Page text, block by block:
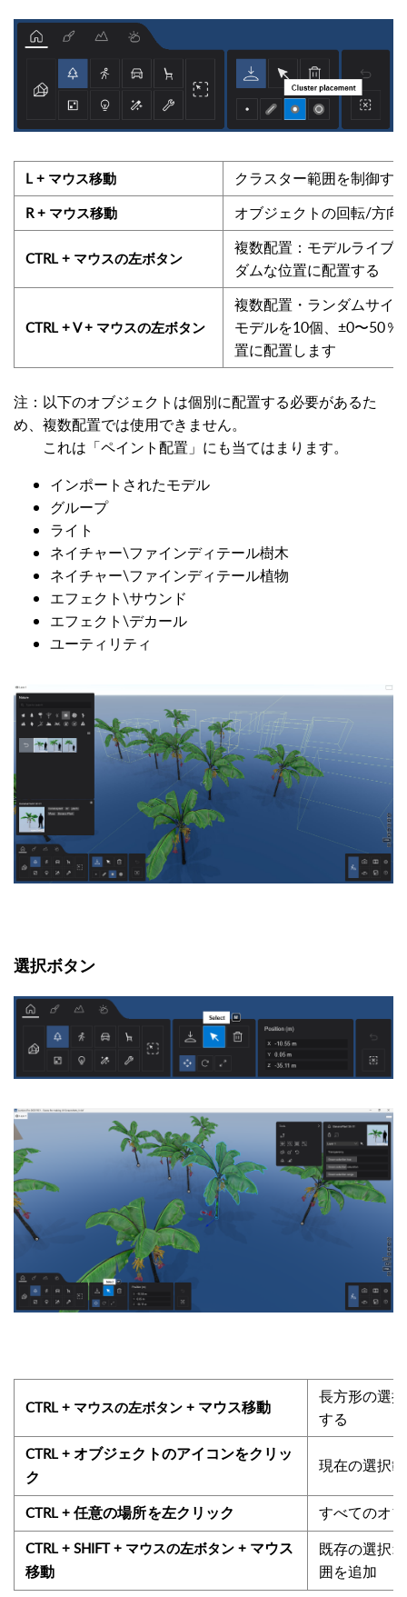
L+ マウス移動 クラスター範囲を制御す
R+ マウス移動 オブジェクトの回転/方向
CTRL + マウスの左ボタン
複数配置：モデルライブ
ダムな位置に配置する
CTRL + V + マウスの左ボタン
複数配置・ランダムサイ
モデルを10個、±0〜50
置に配置します
注：以下のオブジェクトは個別に配置する必要があるた
め、複数配置では使用できません。
これは「ペイント配置」にも当てはまります。
インポートされたモデル
グループ
ライト
ネイチャー\ファインディテール樹木
ネイチャー\ファインディテール植物
エフェクト\サウンド
エフェクト\デカール
ユーティリティ
選択ボタン
CTRL + マウスの左ボタン + マウス移動
長方形の選
する
CTRL + オブジェクトのアイコンをクリッ
ク
現在の選択
CTRL + 任意の場所を左クリック すべてのオ
CTRL + SHIFT + マウスの左ボタン + マウス
移動
既存の選択
囲を追加